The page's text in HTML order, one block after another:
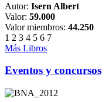
Autor: Isern Albert
Valor: 59.000
Valor miembros: 44.250
1 2 3 4 5 6 7
Más Libros
Eventos y concursos